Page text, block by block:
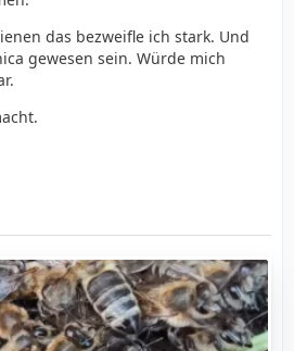
das bezweifle ich stark. Und
gewesen sein. Würde mich